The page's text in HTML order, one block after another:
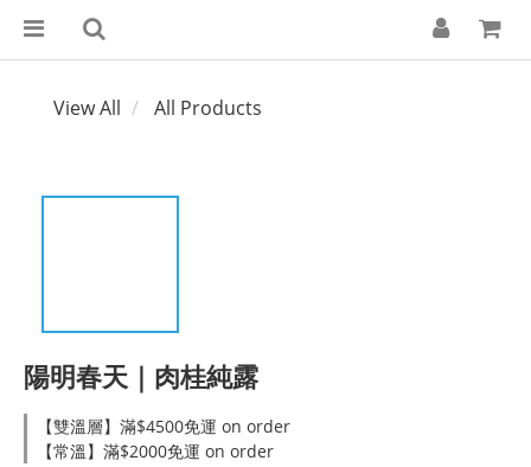
View All All Products
陽明春天｜肉桂純露
【雙溫層】滿$4500免運 on order
【常溫】滿$2000免運 on order